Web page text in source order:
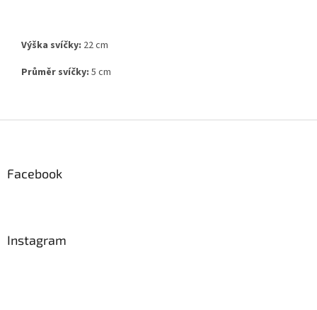
Výška svíčky: 22 cm
Průměr svíčky: 5 cm
Facebook
Instagram